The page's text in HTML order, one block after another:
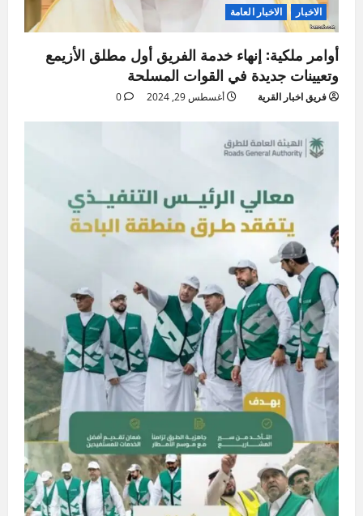
الاخبار الاخبار العامة
أوامر ملكية: إنهاء خدمة الفريق أول مطلق الأزيمع
وتعيينات جديدة في القوات المسلحة
فريق اخبار القرية أغسطس 29, 2024 0